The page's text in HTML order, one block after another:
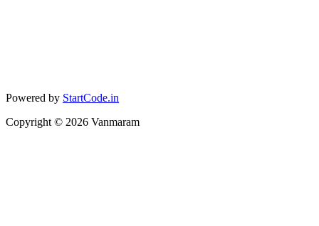
Powered by StartCode.in
Copyright © 2026 Vanmaram